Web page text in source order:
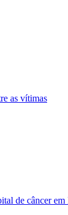
as vítimas
de câncer